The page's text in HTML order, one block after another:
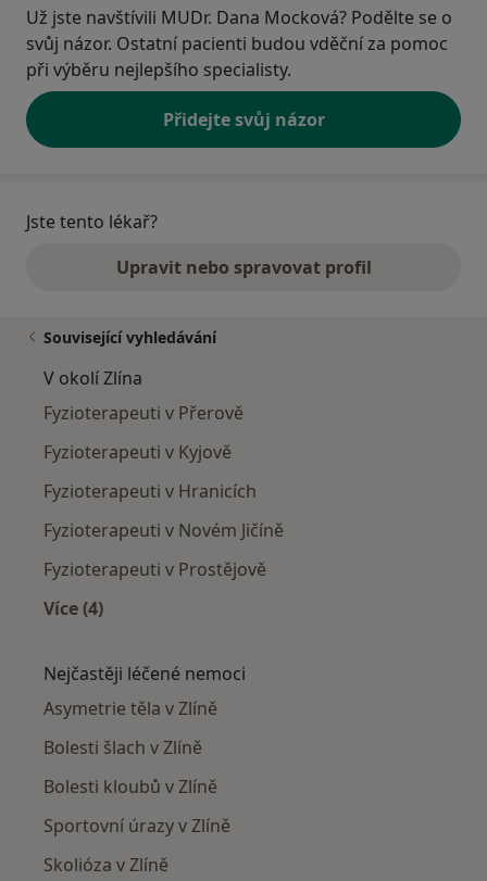
Už jste navštívili MUDr. Dana Mocková? Podělte se o
svůj názor. Ostatní pacienti budou vděční za pomoc
při výběru nejlepšího specialisty.
Přidejte svůj názor
Jste tento lékař?
Upravit nebo spravovat profil
Související vyhledávání
V okolí Zlína
Fyzioterapeuti v Přerově
Fyzioterapeuti v Kyjově
Fyzioterapeuti v Hranicích
Fyzioterapeuti v Novém Jičíně
Fyzioterapeuti v Prostějově
Více (4)
Nejčastěji léčené nemoci
Asymetrie těla v Zlíně
Bolesti šlach v Zlíně
Bolesti kloubů v Zlíně
Sportovní úrazy v Zlíně
Skolióza v Zlíně